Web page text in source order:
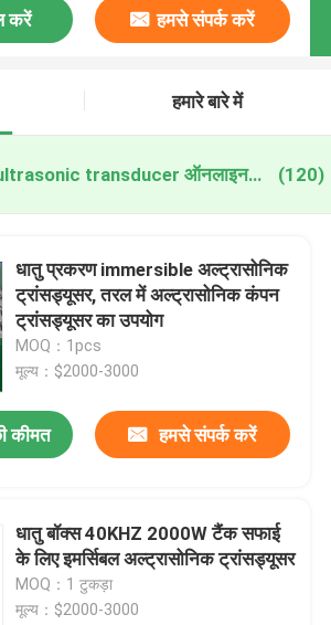
करें हमसे संपर्क करें
हमारे बारे में
immersible ultrasonic transducer ऑनलाइन निर्माण (120)
धातु प्रकरण immersible अल्ट्रासोनिक
ट्रांसड्यूसर, तरल में अल्ट्रासोनिक कंपन
ट्रांसड्यूसर का उपयोग
MOQ：1pcs
मूल्य：$2000-3000
कीमत हमसे संपर्क करें
धातु बॉक्स 40KHZ 2000W टैंक सफाई
के लिए इमर्सिबल अल्ट्रासोनिक ट्रांसड्यूसर
MOQ：1 टुकड़ा
मूल्य：$2000-3000